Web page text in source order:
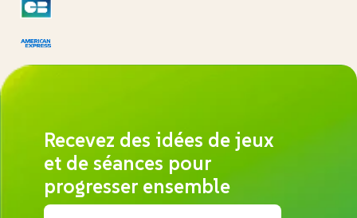
Recevez des idées de jeux
et de séances pour
progresser ensemble